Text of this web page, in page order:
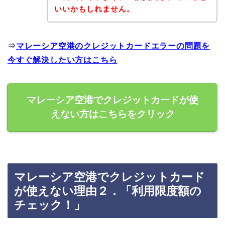
いいかもしれません。
⇒マレーシア空港のクレジットカードエラーの問題を
今すぐ解決したい方はこちら
マレーシア空港でクレジットカードが使
えない方はこちらをクリック
マレーシア空港でクレジットカード
が使えない理由２．「利用限度額の
チェック！」